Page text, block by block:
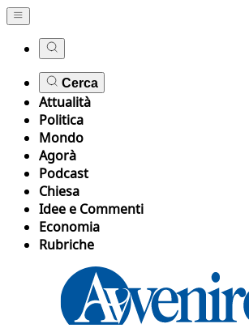
Cerca
Attualità
Politica
Mondo
Agorà
Podcast
Chiesa
Idee e Commenti
Economia
Rubriche